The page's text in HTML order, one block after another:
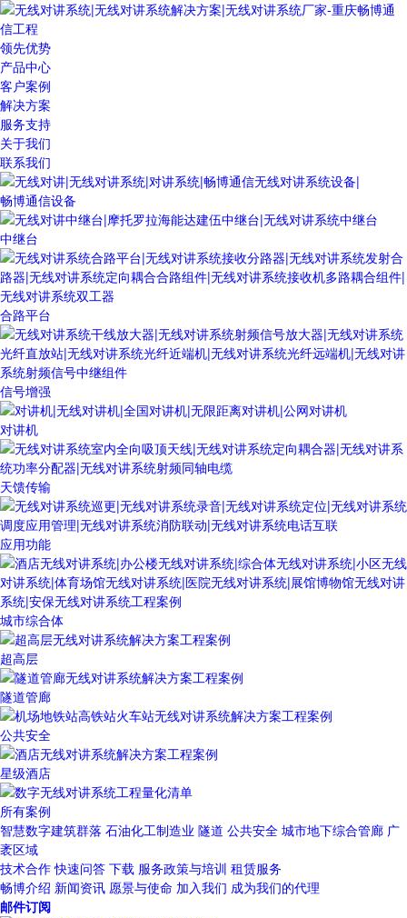
领先优势
产品中心
客户案例
解决方案
服务支持
关于我们
联系我们
畅博通信设备
中继台
合路平台
信号增强
对讲机
天馈传输
应用功能
城市综合体
超高层
隧道管廊
公共安全
星级酒店
所有案例
智慧数字建筑群落 石油化工制造业 隧道 公共安全 城市地下综合管廊 广
袤区域
技术合作 快速问答 下载 服务政策与培训 租赁服务
畅博介绍 新闻资讯 愿景与使命 加入我们 成为我们的代理
邮件订阅